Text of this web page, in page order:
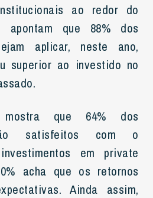
ao redor do
apontam que 88% dos
aplicar, neste ano,
superior ao investido no
mostra que 64% dos
satisfeitos com o
em private
acha que os retornos
Ainda assim,